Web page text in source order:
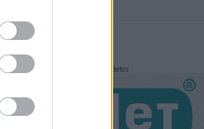
Hirdetés